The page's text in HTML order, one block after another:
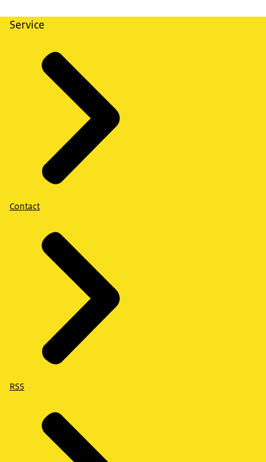
Service
Contact
RSS